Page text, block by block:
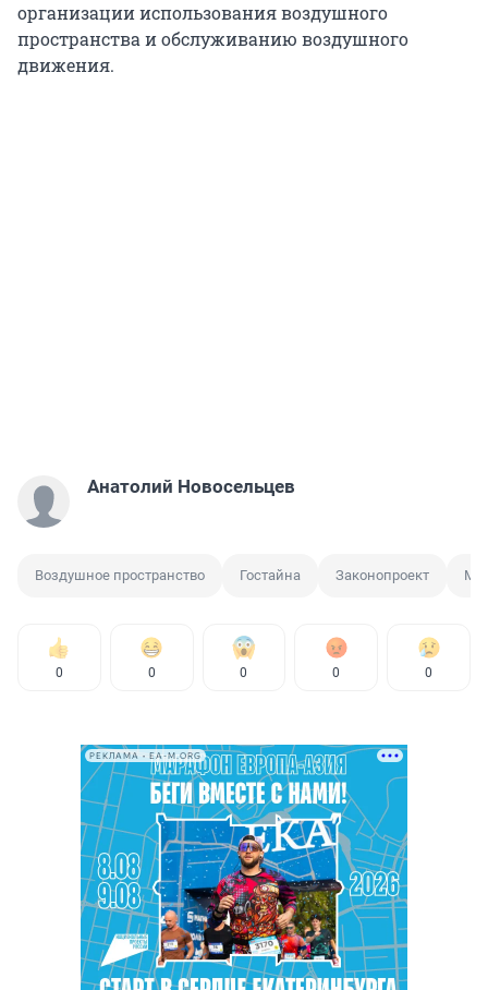
организации использования воздушного
пространства и обслуживанию воздушного
движения.
Анатолий Новосельцев
Воздушное пространство Гостайна Законопроект
0 0 0 0 0
РЕКЛАМА • EA-M.ORG